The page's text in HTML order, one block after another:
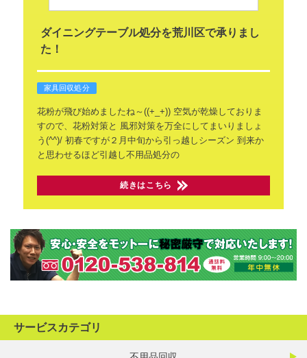
ダイニングテーブル処分を荒川区で承りまし
た！
家具回収処分
花粉が飛び始めましたね～((+_+))空気が乾燥しておりま
すので、花粉対策と 風邪対策を万全にしてまいりましょ
う(^^)/ 初春ですが２月中旬から引っ越しシーズン 到来か
と思わせるほど引越し不用品処分の
続きはこちら
サービスカテゴリ